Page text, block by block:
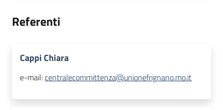
Referenti
Cappi Chiara
e-mail:centralecommittenza@unionefrignano.mo.it